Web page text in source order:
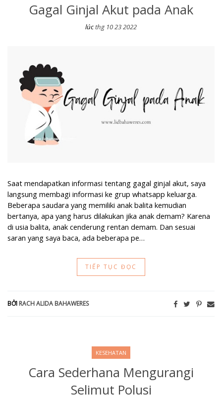
Gagal Ginjal Akut pada Anak
lúcthg 10 23 2022
Saat mendapatkan informasi tentang gagal ginjal akut, saya
langsung membagi informasi ke grup whatsapp keluarga.
Beberapa saudara yang memiliki anak balita kemudian
bertanya, apa yang harus dilakukan jika anak demam? Karena
di usia balita, anak cenderung rentan demam. Dan sesuai
saran yang saya baca, ada beberapa pe…
TIẾP TỤC ĐỌC
BỞI RACH ALIDA BAHAWERES
KESEHATAN
Cara Sederhana Mengurangi
Selimut Polusi